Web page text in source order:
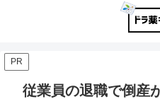
PR
従業員の退職で倒産